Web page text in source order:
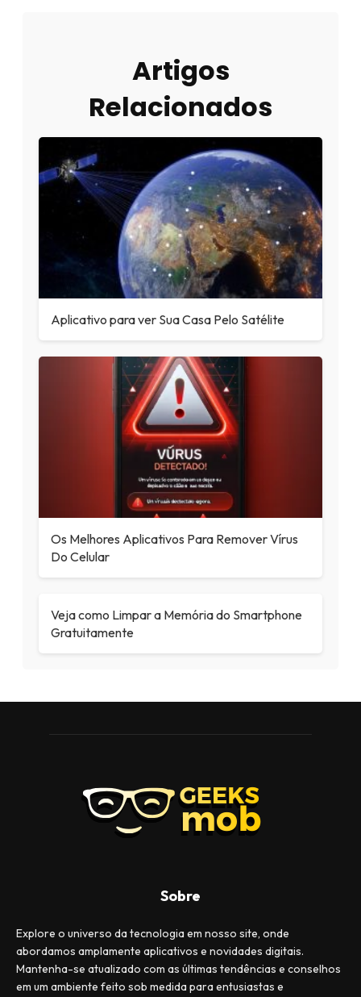
Artigos
Relacionados
Aplicativo para ver Sua Casa Pelo Satélite
Os Melhores Aplicativos Para Remover Vírus
Do Celular
Veja como Limpar a Memória do Smartphone
Gratuitamente
Sobre
Explore o universo da tecnologia em nosso site, onde
abordamos amplamente aplicativos e novidades digitais.
Mantenha-se atualizado com as últimas tendências e conselhos
em um ambiente feito sob medida para entusiastas e